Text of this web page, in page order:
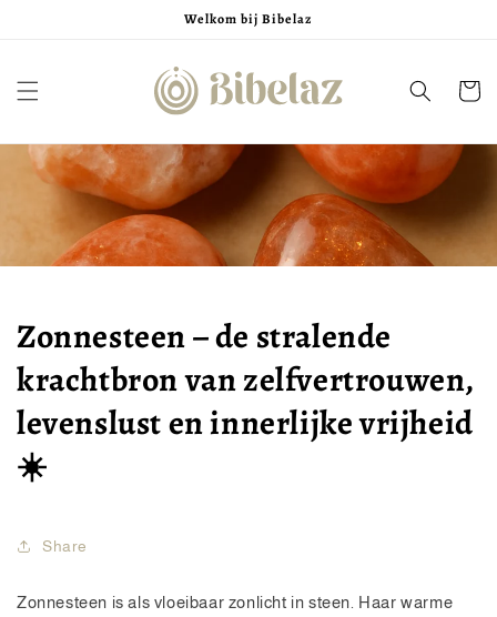
Welkom bij Bibelaz
Zonnesteen – de stralende
krachtbron van zelfvertrouwen,
levenslust en innerlijke vrijheid
☀️
Share
Zonnesteen is als vloeibaar zonlicht in steen. Haar warme